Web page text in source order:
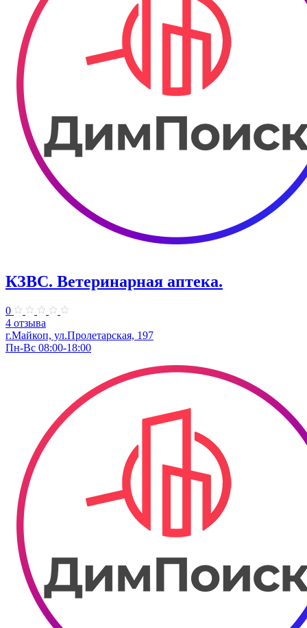
КЗВС. Ветеринарная аптека.
0
4 отзыва
г.Майкоп, ул.Пролетарская, 197
Пн-Вс 08:00-18:00